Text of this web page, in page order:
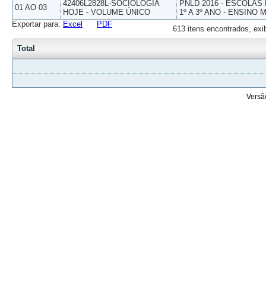
01 AO 03
42406L2828L-SOCIOLOGIA
HOJE - VOLUME ÚNICO
PNLD 2016 -
1º A 3º ANO - ENSINO
613 itens encontrados,
Exportar para: Excel PDF
Total